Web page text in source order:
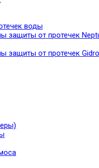
воды
защиты от протечек
защиты от протечек